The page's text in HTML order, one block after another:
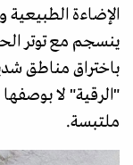
الإضاءة الطبيعية
ينسجم مع توتر
باختراق مناطق
"الرقية" لا
ملتبسة.